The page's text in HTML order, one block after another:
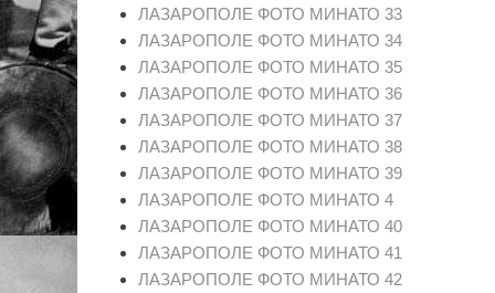
ЛАЗАРОПОЛЕ ФОТО МИНАТО 33
ЛАЗАРОПОЛЕ ФОТО МИНАТО 34
ЛАЗАРОПОЛЕ ФОТО МИНАТО 35
ЛАЗАРОПОЛЕ ФОТО МИНАТО 36
ЛАЗАРОПОЛЕ ФОТО МИНАТО 37
ЛАЗАРОПОЛЕ ФОТО МИНАТО 38
ЛАЗАРОПОЛЕ ФОТО МИНАТО 39
ЛАЗАРОПОЛЕ ФОТО МИНАТО 4
ЛАЗАРОПОЛЕ ФОТО МИНАТО 40
ЛАЗАРОПОЛЕ ФОТО МИНАТО 41
ЛАЗАРОПОЛЕ ФОТО МИНАТО 42